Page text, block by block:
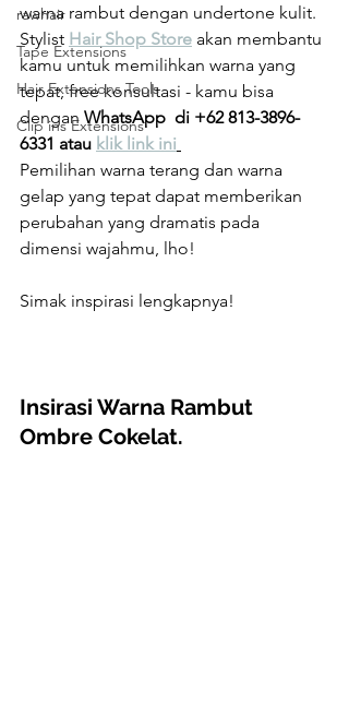
rawhair
Tape Extensions
Hair Extensions Tools
Clip ins Extensions
warna rambut dengan undertone kulit.
Stylist Hair Shop Store akan membantu
kamu untuk memilihkan warna yang
tepat, free konsultasi - kamu bisa
dengan WhatsApp  di +62 813-3896-
6331 atau klik link ini
Pemilihan warna terang dan warna
gelap yang tepat dapat memberikan
perubahan yang dramatis pada
dimensi wajahmu, lho!
Simak inspirasi lengkapnya!
Insirasi Warna Rambut
Ombre Cokelat.